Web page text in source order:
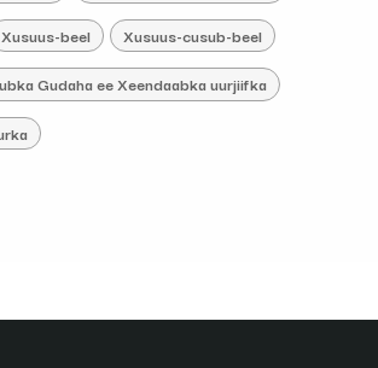
Xusuus-beel Xusuus-cusub-beel
Gudaha ee Xeendaabka uurjiifka